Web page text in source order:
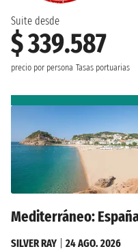
Suite desde
$ 339.587
precio por persona Tasas portuarias
Mediterráneo:
SILVER RAY
24 AGO. 2026